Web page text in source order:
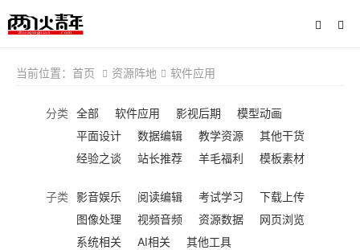
当前位置： 首页 资源阵地 软件应用
分类 全部 软件应用 影视后期
模型动画
平面设计
数据编辑 教学资源
其他干货
经验之谈
站长推荐 羊毛福利 模板素材
子类 影音娱乐 阅读编辑 考试学习
下载上传
图像处理
视频音频 资源数据
网页浏览
系统相关
AI相关 其他工具